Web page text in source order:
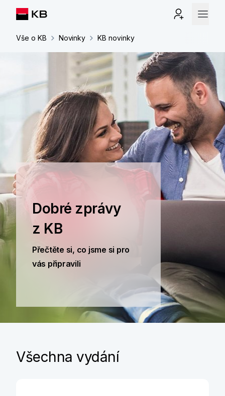
Vše o KB Novinky KB novinky
Dobré zprávy
z KB
Přečtěte si, co jsme si pro
vás připravili
Všechna vydání